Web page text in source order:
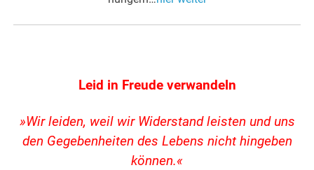
Leid in Freude verwandeln
»Wir leiden, weil wir Widerstand leisten und uns
den Gegebenheiten des Lebens nicht hingeben
können.«